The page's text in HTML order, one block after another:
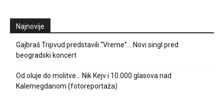
Najnovije
Gajbraš Tripvud predstavili “Vreme”… Novi singl pred
beogradski koncert
Od oluje do molitve… Nik Kejv i 10.000 glasova nad
Kalemegdanom (fotoreportaža)